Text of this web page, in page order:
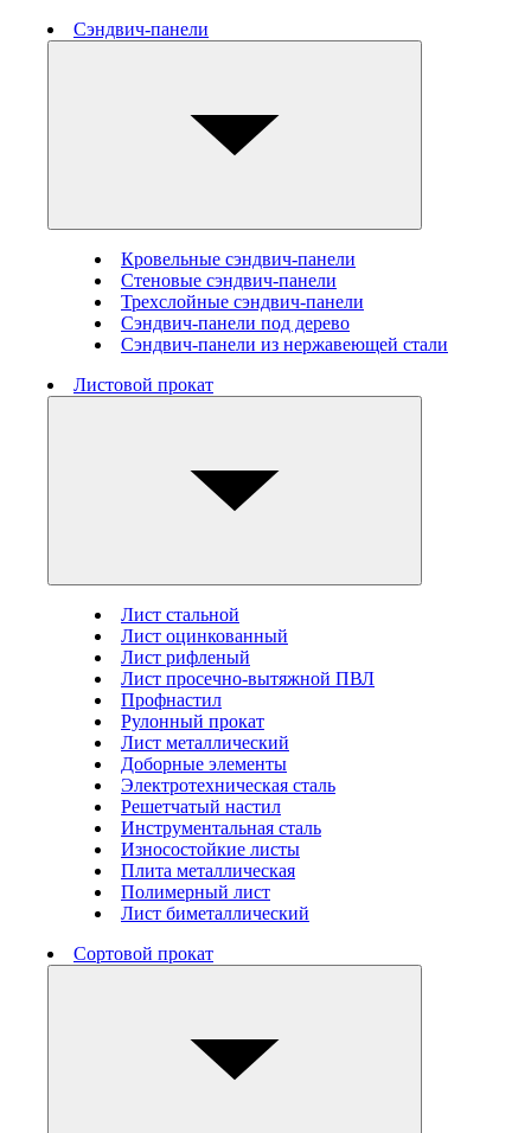
Сэндвич-панели
Кровельные сэндвич-панели
Стеновые cэндвич-панели
Трехслойные сэндвич-панели
Сэндвич-панели под дерево
Сэндвич-панели из нержавеющей стали
Листовой прокат
Лист стальной
Лист оцинкованный
Лист рифленый
Лист просечно-вытяжной ПВЛ
Профнастил
Рулонный прокат
Лист металлический
Доборные элементы
Электротехническая сталь
Решетчатый настил
Инструментальная сталь
Износостойкие листы
Плита металлическая
Полимерный лист
Лист биметаллический
Сортовой прокат